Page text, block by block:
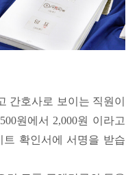
간호사로 보이는 직원이
원에서 2,000원 이라고
확인서에 서명을 받습